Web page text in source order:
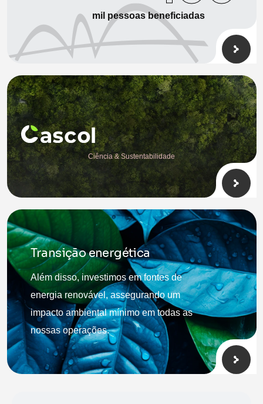
mil pessoas beneficiadas
Ciência & Sustentabilidade
Transição energética
Além disso, investimos em fontes de
energia renovável, assegurando um
impacto ambiental mínimo em todas as
nossas operações.